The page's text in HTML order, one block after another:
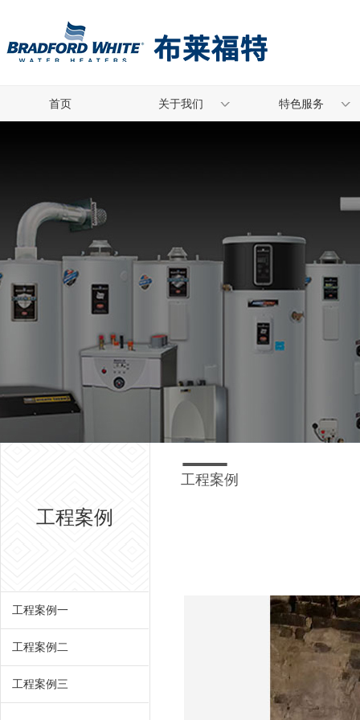
首页 关于我们 特色服务
工程案例
工程案例一
工程案例二
工程案例三
工程案例